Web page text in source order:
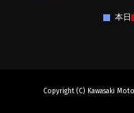
本日
Copyright (C) Kawasaki